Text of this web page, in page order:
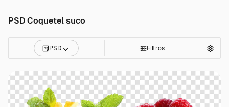
PSD Coquetel suco
PSD Filtros